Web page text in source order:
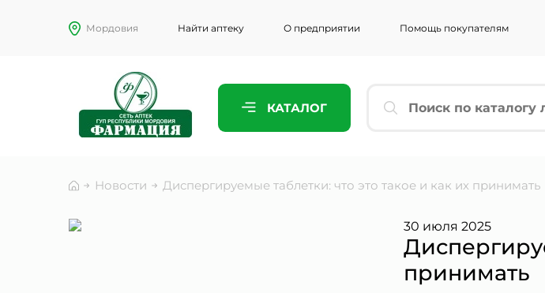
Мордовия Найти аптеку О предприятии Помощь покупателям
КАТАЛОГ
Новости Диспергируемые таблетки: что это такое и как их принимать
30 июля 2025
принимать
ЭЛЕКТРОННАЯ ПОЧТА*